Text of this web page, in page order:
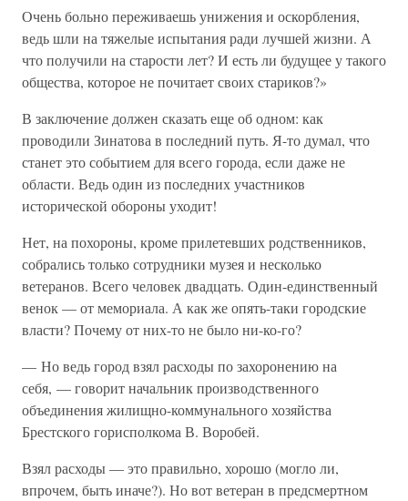
Очень больно переживаешь унижения и оскорбления,
ведь шли на тяжелые испытания ради лучшей жизни. А
что получили на старости лет? И есть ли будущее у такого
общества, которое не почитает своих стариков?»
В заключение должен сказать еще об одном: как
проводили Зинатова в последний путь. Я-то думал, что
станет это событием для всего города, если даже не
области. Ведь один из последних участников
исторической обороны уходит!
Нет, на похороны, кроме прилетевших родственников,
собрались только сотрудники музея и несколько
ветеранов. Всего человек двадцать. Один-единственный
венок — от мемориала. А как же опять-таки городские
власти? Почему от них-то не было ни-ко-го?
— Но ведь город взял расходы по захоронению на
себя, — говорит начальник производственного
объединения жилищно-коммунального хозяйства
Брестского горисполкома В. Воробей.
Взял расходы — это правильно, хорошо (могло ли,
впрочем, быть иначе?). Но вот ветеран в предсмертном